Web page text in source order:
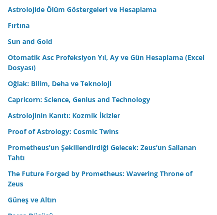
Astrolojide Ölüm Göstergeleri ve Hesaplama
Fırtına
Sun and Gold
Otomatik Asc Profeksiyon Yıl, Ay ve Gün Hesaplama (Excel
Dosyası)
Oğlak: Bilim, Deha ve Teknoloji
Capricorn: Science, Genius and Technology
Astrolojinin Kanıtı: Kozmik İkizler
Proof of Astrology: Cosmic Twins
Prometheus’un Şekillendirdiği Gelecek: Zeus’un Sallanan
Tahtı
The Future Forged by Prometheus: Wavering Throne of
Zeus
Güneş ve Altın